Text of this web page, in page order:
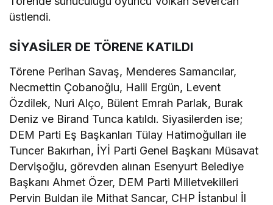
üstlendi.
SİYASİLER DE TÖRENE KATILDI
Törene Perihan Savaş, Menderes Samancılar,
Necmettin Çobanoğlu, Halil Ergün, Levent
Özdilek, Nuri Alço, Bülent Emrah Parlak, Burak
Deniz ve Birand Tunca katıldı. Siyasilerden ise;
DEM Parti Eş Başkanları Tülay Hatimoğulları ile
Tuncer Bakırhan, İYİ Parti Genel Başkanı Müsavat
Dervişoğlu, görevden alınan Esenyurt Belediye
Başkanı Ahmet Özer, DEM Parti Milletvekilleri
Pervin Buldan ile Mithat Sancar, CHP İstanbul İl